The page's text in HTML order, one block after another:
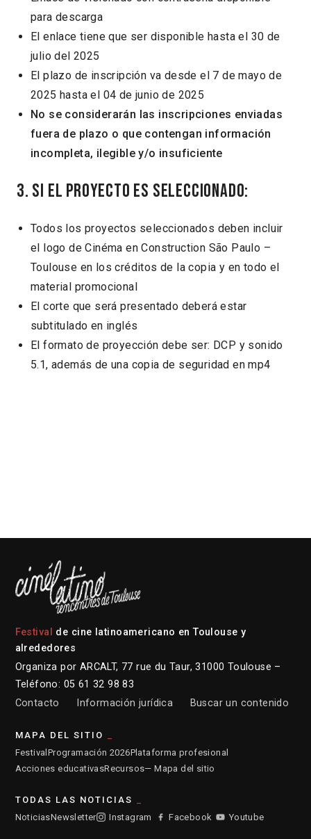
para descarga
El enlace tiene que ser disponible hasta el 30 de
julio del 2025
El plazo de inscripción va desde el 7 de mayo de
2025 hasta el 04 de junio de 2025
No se considerarán las inscripciones enviadas
fuera de plazo o que contengan información
incompleta, ilegible y/o insuficiente
3. Si el proyecto es seleccionado:
Todos los proyectos seleccionados deben incluir
el logo de Cinéma en Construction São Paulo –
Toulouse en los créditos de la copia y en todo el
material promocional
El corte que será presentado deberá estar
subtitulado en inglés
El formato de proyección debe ser: DCP y sonido
5.1, además de una copia de seguridad en mp4
Festival
de cine latinoamericano en Toulouse y
alrededores
Organiza por ARCALT, 77 rue du Taur, 31000 Toulouse –
Teléfono: 05 61 32 98 83
Contacto
Información jurídica Buscar un contenido
MAPA DEL SITIO
FestivalProgramación 2026Plataforma profesional
Acciones educativasRecursos— Mapa del sitio
TODAS LAS NOTICIAS
NoticiasNewsletter Instagram Facebook Youtube